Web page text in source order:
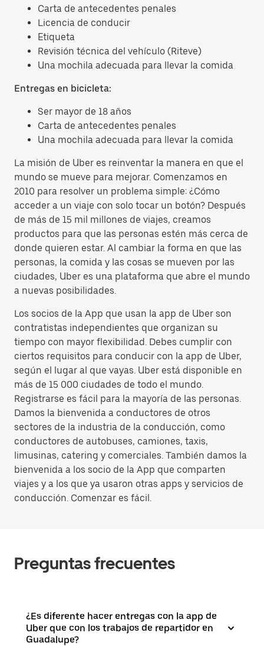
Carta de antecedentes penales
Licencia de conducir
Etiqueta
Revisión técnica del vehículo (Riteve)
Una mochila adecuada para llevar la comida
Entregas en bicicleta:
Ser mayor de 18 años
Carta de antecedentes penales
Una mochila adecuada para llevar la comida
La misión de Uber es reinventar la manera en que el
mundo se mueve para mejorar. Comenzamos en
2010 para resolver un problema simple: ¿Cómo
acceder a un viaje con solo tocar un botón? Después
de más de 15 mil millones de viajes, creamos
productos para que las personas estén más cerca de
donde quieren estar. Al cambiar la forma en que las
personas, la comida y las cosas se mueven por las
ciudades, Uber es una plataforma que abre el mundo
a nuevas posibilidades.
Los socios de la App que usan la app de Uber son
contratistas independientes que organizan su
tiempo con mayor flexibilidad. Debes cumplir con
ciertos requisitos para conducir con la app de Uber,
según el lugar al que vayas. Uber está disponible en
más de 15 000 ciudades de todo el mundo.
Registrarse es fácil para la mayoría de las personas.
Damos la bienvenida a conductores de otros
sectores de la industria de la conducción, como
conductores de autobuses, camiones, taxis,
limusinas, catering y comerciales. También damos la
bienvenida a los socio de la App que comparten
viajes y a los que ya usaron otras apps y servicios de
conducción. Comenzar es fácil.
Preguntas frecuentes
¿Es diferente hacer entregas con la app de
Uber que con los trabajos de repartidor en
Guadalupe?